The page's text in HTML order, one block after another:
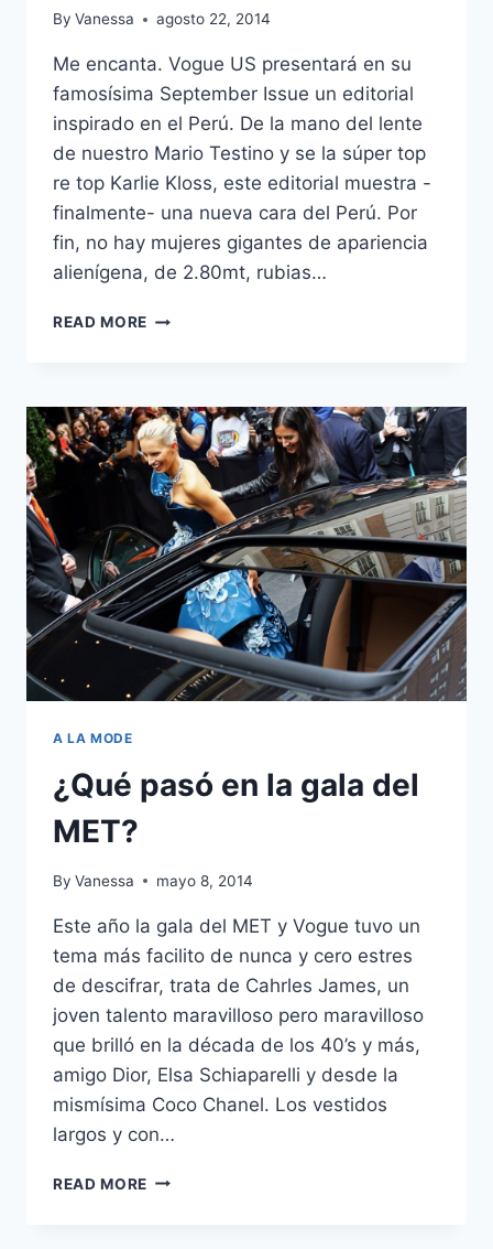
By Vanessa agosto 22, 2014
Me encanta. Vogue US presentará en su
famosísima September Issue un editorial
inspirado en el Perú. De la mano del lente
de nuestro Mario Testino y se la súper top
re top Karlie Kloss, este editorial muestra -
finalmente- una nueva cara del Perú. Por
fin, no hay mujeres gigantes de apariencia
alienígena, de 2.80mt, rubias…
READ MORE KARLIE
SEPTEMBER
ISSUE,
PRESENTA
PERÚ.
A LA MODE
¿Qué pasó en la gala del
MET?
By Vanessa mayo 8, 2014
Este año la gala del MET y Vogue tuvo un
tema más facilito de nunca y cero estres
de descifrar, trata de Cahrles James, un
joven talento maravilloso pero maravilloso
que brilló en la década de los 40’s y más,
amigo Dior, Elsa Schiaparelli y desde la
mismísima Coco Chanel. Los vestidos
largos y con…
READ MORE ¿QUÉ